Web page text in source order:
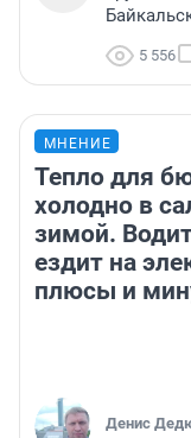
5 556
МНЕНИЕ
Тепло для
холодно в
зимой.
ездит на
плюсы и
Денис